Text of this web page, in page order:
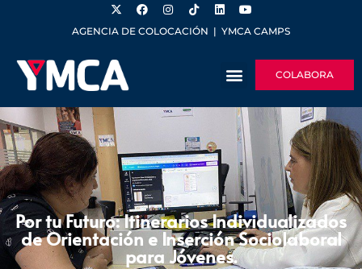
AGENCIA DE COLOCACIÓN | YMCA CAMPS
COLABORA
Por tu Futuro: Itinerarios Individualizados
de Orientación e Inserción Sociolaboral
para Jóvenes.